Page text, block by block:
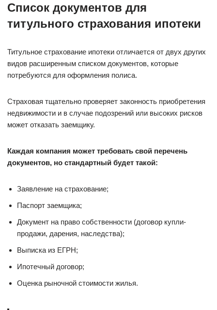
Список документов для
титульного страхования ипотеки
Титульное страхование ипотеки отличается от двух других
видов расширенным списком документов, которые
потребуются для оформления полиса.
Страховая тщательно проверяет законность приобретения
недвижимости и в случае подозрений или высоких рисков
может отказать заемщику.
Каждая компания может требовать свой перечень
документов, но стандартный будет такой:
Заявление на страхование;
Паспорт заемщика;
Документ на право собственности (договор купли-
продажи, дарения, наследства);
Выписка из ЕГРН;
Ипотечный договор;
Оценка рыночной стоимости жилья.